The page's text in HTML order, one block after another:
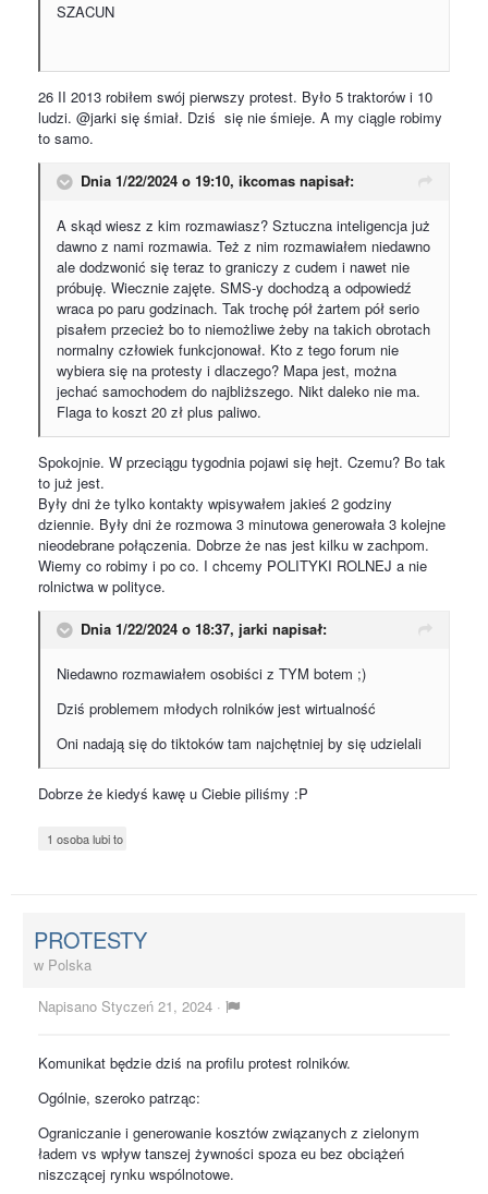
SZACUN
26 II 2013 robiłem swój pierwszy protest. Było 5 traktorów i 10
ludzi. @jarki się śmiał. Dziś się nie śmieje. A my ciągle robimy
to samo.
Dnia 1/22/2024 o 19:10, ikcomas napisał:
A skąd wiesz z kim rozmawiasz? Sztuczna inteligencja już
dawno z nami rozmawia. Też z nim rozmawiałem niedawno
ale dodzwonić się teraz to graniczy z cudem i nawet nie
próbuję. Wiecznie zajęte. SMS-y dochodzą a odpowiedź
wraca po paru godzinach. Tak trochę pół żartem pół serio
pisałem przecież bo to niemożliwe żeby na takich obrotach
normalny człowiek funkcjonował. Kto z tego forum nie
wybiera się na protesty i dlaczego? Mapa jest, można
jechać samochodem do najbliższego. Nikt daleko nie ma.
Flaga to koszt 20 zł plus paliwo.
Spokojnie. W przeciągu tygodnia pojawi się hejt. Czemu? Bo tak
to już jest.
Były dni że tylko kontakty wpisywałem jakieś 2 godziny
dziennie. Były dni że rozmowa 3 minutowa generowała 3 kolejne
nieodebrane połączenia. Dobrze że nas jest kilku w zachpom.
Wiemy co robimy i po co. I chcemy POLITYKI ROLNEJ a nie
rolnictwa w polityce.
Dnia 1/22/2024 o 18:37, jarki napisał:
Niedawno rozmawiałem osobiści z TYM botem ;)
Dziś problemem młodych rolników jest wirtualność
Oni nadają się do tiktoków tam najchętniej by się udzielali
Dobrze że kiedyś kawę u Ciebie piliśmy :P
1 osoba lubi to
PROTESTY
w Polska
Napisano Styczeń 21, 2024 ·
Komunikat będzie dziś na profilu protest rolników.
Ogólnie, szeroko patrząc:
Ograniczanie i generowanie kosztów związanych z zielonym
ładem vs wpływ tanszej żywności spoza eu bez obciążeń
niszczącej rynku wspólnotowe.